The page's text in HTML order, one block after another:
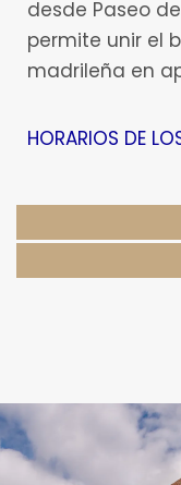
desde Paseo
permite unir el
madrileña en
HORARIOS DE